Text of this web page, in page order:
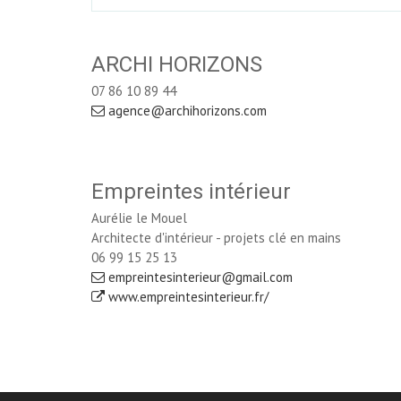
ARCHI HORIZONS
07 86 10 89 44
agence@archihorizons.com
Empreintes intérieur
Aurélie le Mouel
Architecte d'intérieur - projets clé en mains
06 99 15 25 13
empreintesinterieur@gmail.com
www.empreintesinterieur.fr/